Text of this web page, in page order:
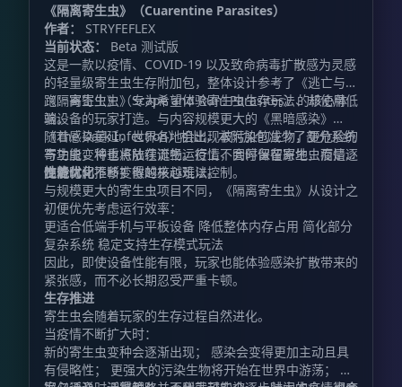
《隔离寄生虫》（Cuarentine Parasites）
作者：
STRYFEFLEX
当前状态：
Beta 测试版
这是一款以疫情、COVID-19 以及致命病毒扩散感为灵感
的轻量级寄生虫生存附加包，整体设计参考了《逃亡与奔
跑：寄生虫》（Scape and Run: Parasites）的核心体
验。
《隔离寄生虫》专为希望体验寄生虫生存玩法、却使用低
端设备的玩家打造。与内容规模更大的《黑暗感染》
（The Dark Infection）相比，本附加包减少了部分系统
与功能，将重点放在流畅运行上，同时保留寄生虫疫情逐
步进化、不断扩散的核心玩法。
随着感染蔓延，世界各地会出现被污染的生物，更危险的
寄生虫变种也将陆续诞生。疫情不会停留在原地，而是会
随着时间推移变得越来越难以控制。
性能优化
与规模更大的寄生虫项目不同，《隔离寄生虫》从设计之
初便优先考虑运行效率：
更适合低端手机与平板设备 降低整体内存占用 简化部分
复杂系统 稳定支持生存模式玩法
因此，即使设备性能有限，玩家也能体验感染扩散带来的
紧张感，而不必长期忍受严重卡顿。
生存推进
寄生虫会随着玩家的生存过程自然进化。
当疫情不断扩大时：
新的寄生虫变种会逐渐出现； 感染会变得更加主动且具
有侵略性； 更强大的污染生物将开始在世界中游荡； 玩